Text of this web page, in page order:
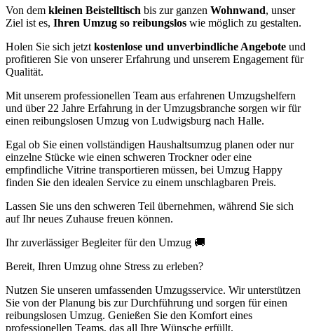
Von dem kleinen Beistelltisch bis zur ganzen Wohnwand, unser
Ziel ist es, Ihren Umzug so reibungslos wie möglich zu gestalten.
Holen Sie sich jetzt kostenlose und unverbindliche Angebote und
profitieren Sie von unserer Erfahrung und unserem Engagement für
Qualität.
Mit unserem professionellen Team aus erfahrenen Umzugshelfern
und über 22 Jahre Erfahrung in der Umzugsbranche sorgen wir für
einen reibungslosen Umzug von Ludwigsburg nach Halle.
Egal ob Sie einen vollständigen Haushaltsumzug planen oder nur
einzelne Stücke wie einen schweren Trockner oder eine
empfindliche Vitrine transportieren müssen, bei Umzug Happy
finden Sie den idealen Service zu einem unschlagbaren Preis.
Lassen Sie uns den schweren Teil übernehmen, während Sie sich
auf Ihr neues Zuhause freuen können.
Ihr zuverlässiger Begleiter für den Umzug 🚚
Bereit, Ihren Umzug ohne Stress zu erleben?
Nutzen Sie unseren umfassenden Umzugsservice. Wir unterstützen
Sie von der Planung bis zur Durchführung und sorgen für einen
reibungslosen Umzug. Genießen Sie den Komfort eines
professionellen Teams, das all Ihre Wünsche erfüllt.